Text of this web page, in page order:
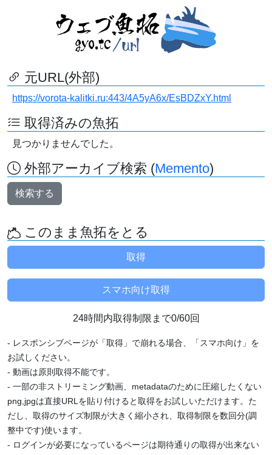
元URL(外部)
https://vorota-kalitki.ru:443/4A5yA6x/EsBDZxY.html
取得済みの魚拓
見つかりませんでした。
外部アーカイブ検索 (Memento)
検索する
このまま魚拓をとる
24時間内取得制限まで0/60回
- レスポンシブページが「取得」で崩れる場合、「スマホ向け」を
お試しください。
- 動画は原則取得不能です。
- 一部の非ストリーミング動画、metadataのために圧縮したくない
png,jpgは直接URLを貼り付けると取得をお試しいただけます。た
だし、取得のサイズ制限が大きく縮小され、取得制限を数回分(調
整中です)使います。
- ログインが必要になっているページは期待通りの取得が出来ない